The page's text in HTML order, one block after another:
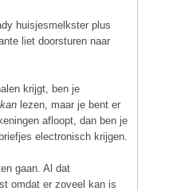
huisjesmelkster plus
liet doorsturen naar
krijgt, ben je
kan lezen, maar je bent er
afloopt, dan ben je
electronisch krijgen.
gaan. Al dat
omdat er zoveel kan is